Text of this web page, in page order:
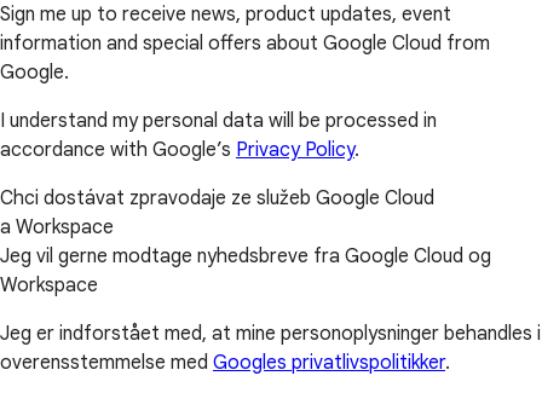
Sign me up to receive news, product updates, event
information and special offers about Google Cloud from
Google.
I understand my personal data will be processed in
accordance with Google’s Privacy Policy.
Chci dostávat zpravodaje ze služeb Google Cloud
a Workspace
Jeg vil gerne modtage nyhedsbreve fra Google Cloud og
Workspace
Jeg er indforstået med, at mine personoplysninger behandles i
overensstemmelse med Googles privatlivspolitikker.